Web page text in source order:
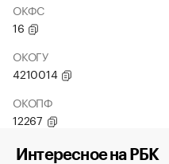
ОКФС
16
ОКОГУ
4210014
ОКОПФ
12267
Интересное на РБК